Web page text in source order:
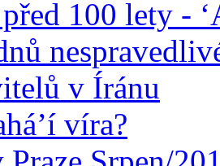
100 lety -
v Íránu
víra?